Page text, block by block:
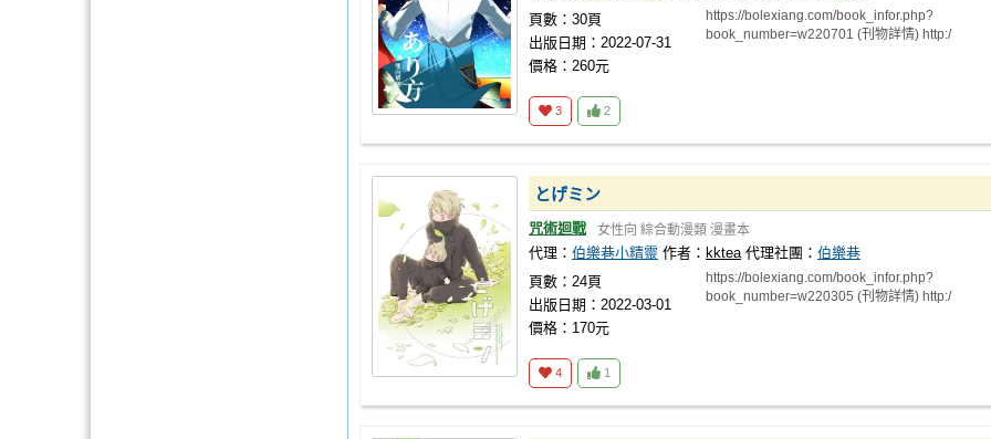
頁數：30頁
出版日期：2022-07-31
價格：260元
https://bolexiang.com/book_infor.php?
book_number=w220701 (刊物詳情) http:/
3 2
とげミン
咒術迴戰 女性向 綜合動漫類 漫畫本
代理： 伯樂巷小精靈 作者： kktea 代理社團： 伯樂巷
頁數：24頁
出版日期：2022-03-01
價格：170元
https://bolexiang.com/book_infor.php?
book_number=w220305 (刊物詳情) http:/
4 1